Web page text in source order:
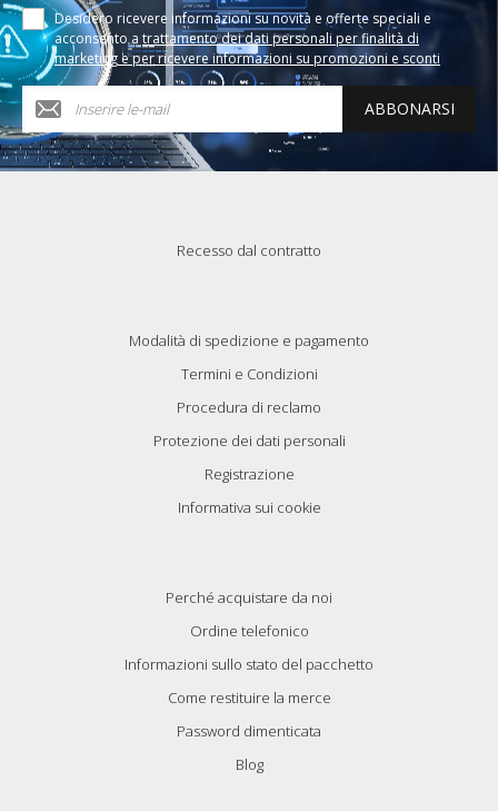
Desidero ricevere informazioni su novità e offerte speciali e
acconsento a trattamento dei dati personali per finalità di
marketing e per ricevere informazioni su promozioni e sconti
ABBONARSI
Recesso dal contratto
Modalità di spedizione e pagamento
Termini e Condizioni
Procedura di reclamo
Protezione dei dati personali
Registrazione
Informativa sui cookie
Perché acquistare da noi
Ordine telefonico
Informazioni sullo stato del pacchetto
Come restituire la merce
Password dimenticata
Blog